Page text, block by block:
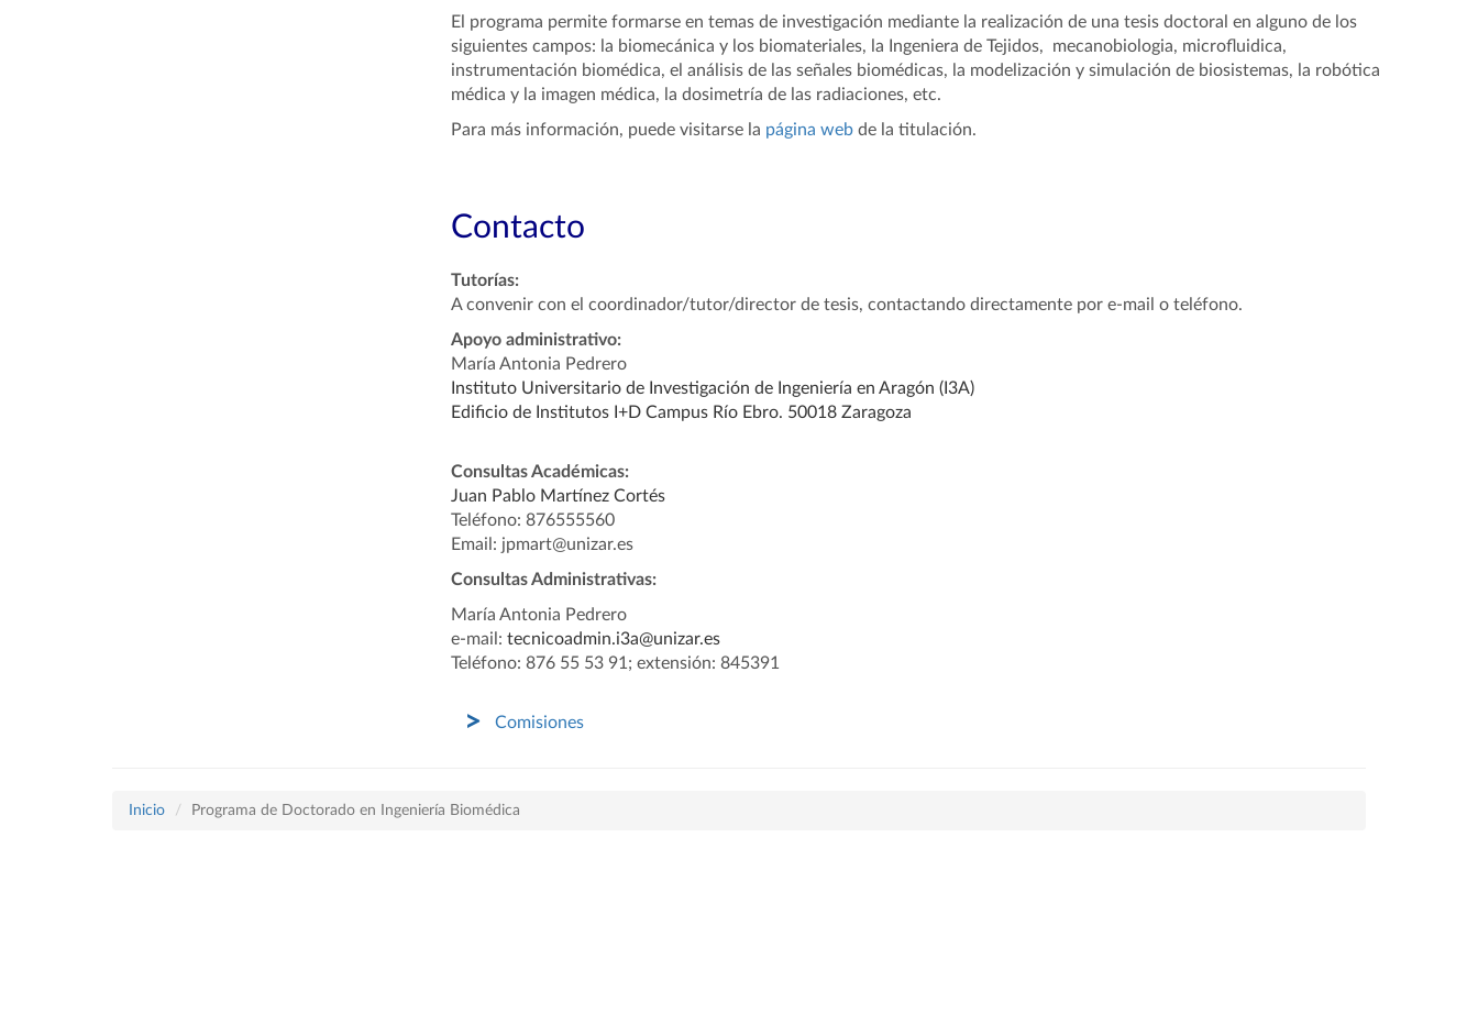
El programa permite formarse en temas de investigación mediante la realización de una tesis doctoral en alguno de los
siguientes campos: la biomecánica y los biomateriales, la Ingeniera de Tejidos, mecanobiologia, microfluidica,
instrumentación biomédica, el análisis de las señales biomédicas, la modelización y simulación de biosistemas, la robótica
médica y la imagen médica, la dosimetría de las radiaciones, etc.
Para más información, puede visitarse la página webde la titulación.
Contacto
Tutorías:
A convenir con el coordinador/tutor/director de tesis, contactando directamente por e-mail o teléfono.
Apoyo administrativo:
María Antonia Pedrero
Instituto Universitario de Investigación de Ingeniería en Aragón (I3A)
Edificio de Institutos I+D Campus Río Ebro. 50018 Zaragoza
Consultas Académicas:
Juan Pablo MartínezCortés
Teléfono: 876555560
Email: jpmart@unizar.es
Consultas Administrativas:
María Antonia Pedrero
e-mail: tecnicoadmin.i3a@unizar.es
Teléfono: 876 55 53 91; extensión: 845391
Comisiones
Inicio Programa de Doctorado en Ingeniería Biomédica